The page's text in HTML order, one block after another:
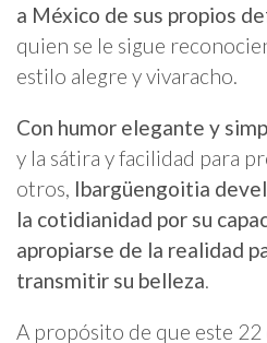
a México de sus propios
quien se le sigue
estilo alegre y vivaracho.
Con humor elegante y
y la sátira y facilidad para
otros, Ibargüengoitia
la cotidianidad por su
apropiarse de la realidad
transmitir su belleza.
A propósito de que este